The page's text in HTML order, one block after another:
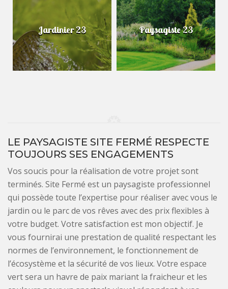
Jardinier 23 Paysagiste 23
LE PAYSAGISTE SITE FERMÉ RESPECTE
TOUJOURS SES ENGAGEMENTS
Vos soucis pour la réalisation de votre projet sont
terminés. Site Fermé est un paysagiste professionnel
qui possède toute l’expertise pour réaliser avec vous le
jardin ou le parc de vos rêves avec des prix flexibles à
votre budget. Votre satisfaction est mon objectif. Je
vous fournirai une prestation de qualité respectant les
normes de l’environnement, le fonctionnement de
l’écosystème et la sécurité de vos lieux. Votre espace
vert sera un havre de paix mariant la fraicheur et les